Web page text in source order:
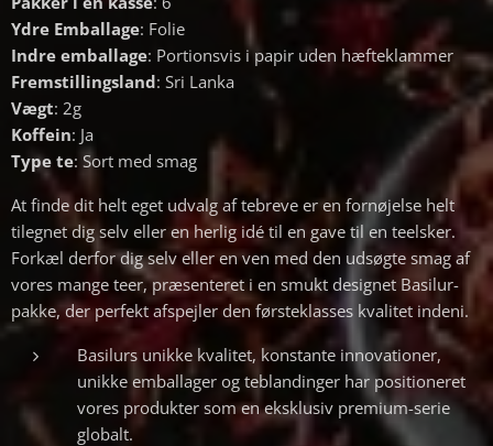
Ydre Emballage: Folie
Indre emballage: Portionsvis i papir uden hæfteklammer
Fremstillingsland: Sri Lanka
Vægt: 2g
Koffein: Ja
Type te: Sort med smag
At finde dit helt eget udvalg af tebreve er en fornøjelse helt
tilegnet dig selv eller en herlig idé til en gave til en teelsker.
Forkæl derfor dig selv eller en ven med den udsøgte smag af
vores mange teer, præsenteret i en smukt designet Basilur-
pakke, der perfekt afspejler den førsteklasses kvalitet indeni.
Basilurs unikke kvalitet, konstante innovationer,
unikke emballager og teblandinger har positioneret
vores produkter som en eksklusiv premium-serie
globalt.